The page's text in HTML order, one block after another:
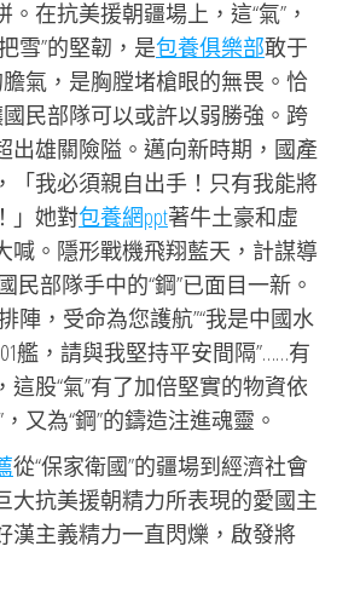
在抗美援朝疆場上，這“氣”，
雪”的堅韌，是包養俱樂部敢于
膽氣，是胸膛堵槍眼的無畏。恰
國民部隊可以或許以弱勝強。跨
出雄關險隘。邁向新時期，國產
「我必須親自出手！只有我能將
」她對包養網ppt著牛土豪和虛
喊。隱形戰機飛翔藍天，計謀導
民部隊手中的“鋼”已面目一新。
陣，受命為您護航”“我是中國水
艦，請與我堅持平安間隔”……有
這股“氣”有了加倍堅實的物資依
又為“鋼”的鑄造注進魂靈。
從“保家衛國”的疆場到經濟社會
大抗美援朝精力所表現的愛國主
漢主義精力一直閃爍，啟發將